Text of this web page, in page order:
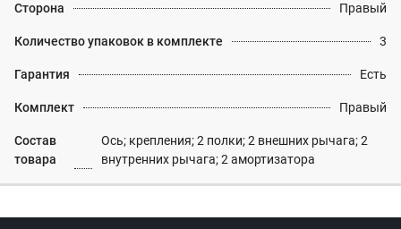
Сторона Правый
Количество упаковок в комплекте 3
Гарантия Есть
Комплект Правый
Состав
товара
Ось; крепления; 2 полки; 2 внешних рычага; 2
внутренних рычага; 2 амортизатора